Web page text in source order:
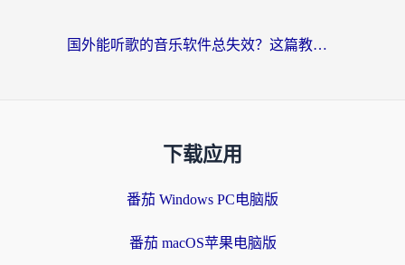
国外能听歌的音乐软件总失效？这篇教你怎么在海外流畅听网易云
下载应用
番茄 Windows PC电脑版
番茄 macOS苹果电脑版